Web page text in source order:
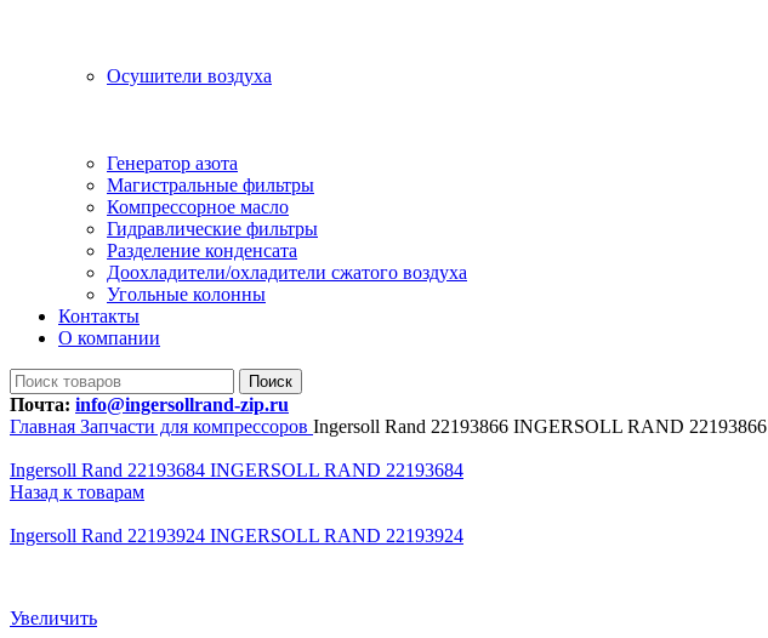
Осушители воздуха
Генератор азота
Магистральные фильтры
Компрессорное масло
Гидравлические фильтры
Разделение конденсата
Доохладители/охладители сжатого воздуха
Угольные колонны
Контакты
О компании
Поиск
Почта: info@ingersollrand-zip.ru
Главная Запчасти для компрессоров Ingersoll Rand 22193866 INGERSOLL RAND 22193866
Ingersoll Rand 22193684 INGERSOLL RAND 22193684
Назад к товарам
Ingersoll Rand 22193924 INGERSOLL RAND 22193924
Увеличить